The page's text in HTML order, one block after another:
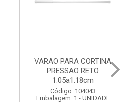
VARAO PARA CORTINA
PRESSAO RETO
1.05a1.18cm
Código: 104043
Embalagem: 1 - UNIDADE